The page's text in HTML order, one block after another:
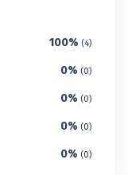
100% (4)
0% (0)
0% (0)
0% (0)
0% (0)